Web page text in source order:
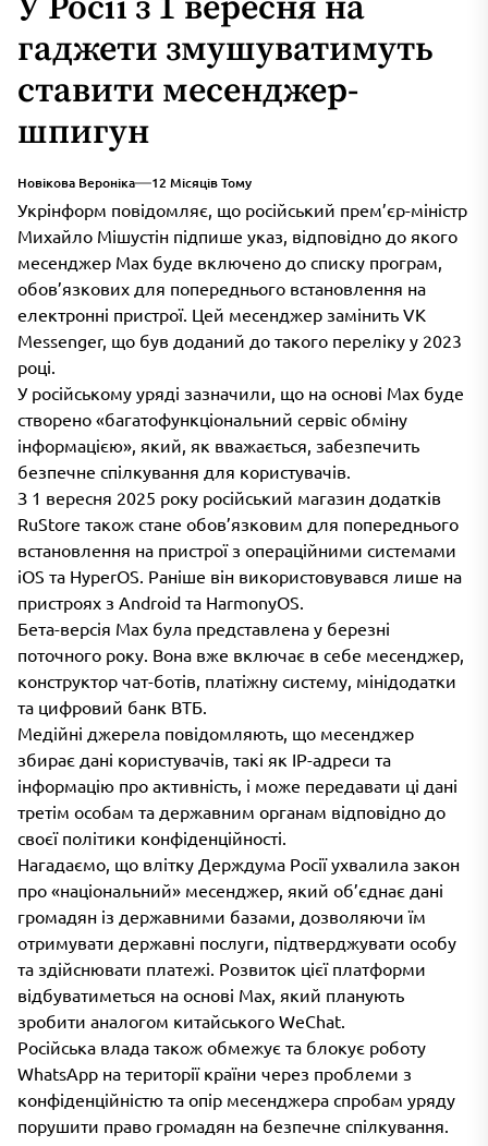
У Росії з 1 вересня на
гаджети змушуватимуть
ставити месенджер-
шпигун
Новікова Вероніка 12 Місяців Тому
Укрінформ повідомляє, що російський прем’єр-міністр
Михайло Мішустін підпише указ, відповідно до якого
месенджер Max буде включено до списку програм,
обов’язкових для попереднього встановлення на
електронні пристрої. Цей месенджер замінить VK
Messenger, що був доданий до такого переліку у 2023
році.
У російському уряді зазначили, що на основі Max буде
створено «багатофункціональний сервіс обміну
інформацією», який, як вважається, забезпечить
безпечне спілкування для користувачів.
З 1 вересня 2025 року російський магазин додатків
RuStore також стане обов’язковим для попереднього
встановлення на пристрої з операційними системами
iOS та HyperOS. Раніше він використовувався лише на
пристроях з Android та HarmonyOS.
Бета-версія Max була представлена у березні
поточного року. Вона вже включає в себе месенджер,
конструктор чат-ботів, платіжну систему, мінідодатки
та цифровий банк ВТБ.
Медійні джерела повідомляють, що месенджер
збирає дані користувачів, такі як IP-адреси та
інформацію про активність, і може передавати ці дані
третім особам та державним органам відповідно до
своєї політики конфіденційності.
Нагадаємо, що влітку Держдума Росії ухвалила закон
про «національний» месенджер, який об’єднає дані
громадян із державними базами, дозволяючи їм
отримувати державні послуги, підтверджувати особу
та здійснювати платежі. Розвиток цієї платформи
відбуватиметься на основі Max, який планують
зробити аналогом китайського WeChat.
Російська влада також обмежує та блокує роботу
WhatsApp на території країни через проблеми з
конфіденційністю та опір месенджера спробам уряду
порушити право громадян на безпечне спілкування.